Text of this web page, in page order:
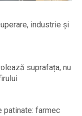
industrie și
suprafața, nu
patinate: farmec